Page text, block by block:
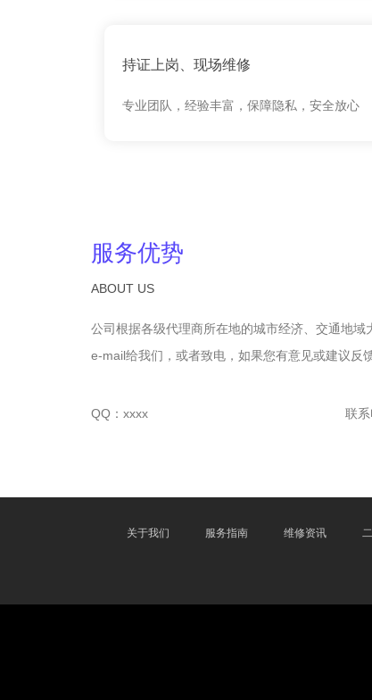
持证上岗、现场维修
专业团队，经验丰富，保障隐私，安全放心
服务优势
ABOUT US
公司根据各级代理商所在地的城市经济、交通地
e-mail给我们，或者致电，如果您有意见或建议反
QQ：xxxx 联
关于我们 服务指南 维修资讯